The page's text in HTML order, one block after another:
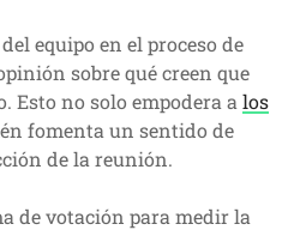
equipo en el proceso de
sobre qué creen que
Esto no solo empodera a los
fomenta un sentido de
de la reunión.
de votación para medir la